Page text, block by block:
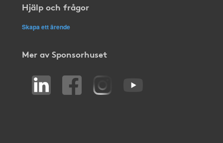
Hjälp och frågor
Skapa ett ärende
Mer av Sponsorhuset